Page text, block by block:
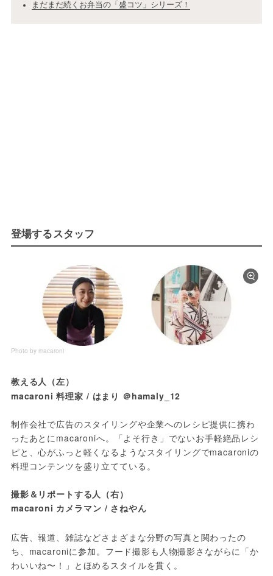
まだまだ続くお弁当の「盛コツ」シリーズ！
登場するスタッフ
Photo by macaroni
教える人（左）
macaroni 料理家 / はまり ＠hamaly_12
制作会社で広告のスタイリングや企業へのレシピ提供に携わ
ったあとにmacaroniへ。「よそ行き」でないお手軽絶品レシ
ピと、心がふっと軽くなるようなスタイリングでmacaroniの
料理コンテンツを盛り立てている。
撮影＆リポートする人（右）
macaroni カメラマン / さねやん
広告、報道、雑誌などさまざまな分野の写真と関わったの
ち、macaroniに参加。フード撮影も人物撮影さながらに「か
わいいね〜！」とほめるスタイルを貫く。